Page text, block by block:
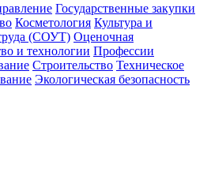
Государственные закупки
Косметология Культура и
(СОУТ) Оценочная
и технологии Профессии
Строительство Техническое
Экологическая безопасность